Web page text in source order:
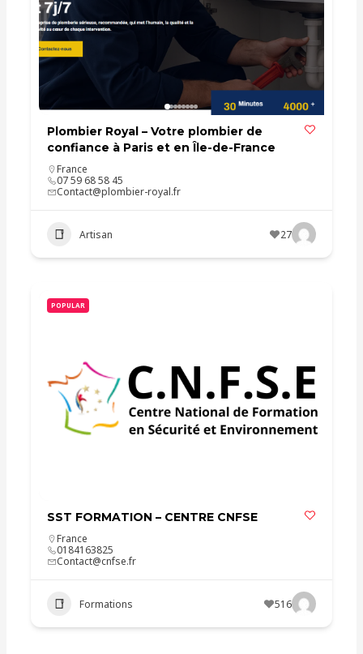
Plombier Royal – Votre plombier de
confiance à Paris et en Île-de-France
France
07 59 68 58 45
Contact@plombier-royal.fr
Artisan 27
POPULAR
SST FORMATION – CENTRE CNFSE
France
0184163825
Contact@cnfse.fr
Formations 516